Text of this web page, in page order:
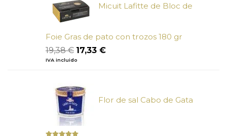
Micuit Lafitte de Bloc de
Foie Gras de pato con trozos 180 gr
19,38€ El
precio
19,38 €.
17,33 €El
IVA incluido
Flor de sal Cabo de Gata